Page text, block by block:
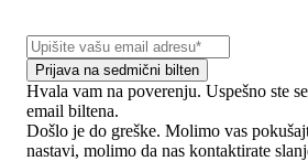
Prijava na sedmični bilten
Hvala vam na poverenju. Uspešno ste
email biltena.
Došlo je do greške. Molimo vas
nastavi, molimo da nas kontaktirate